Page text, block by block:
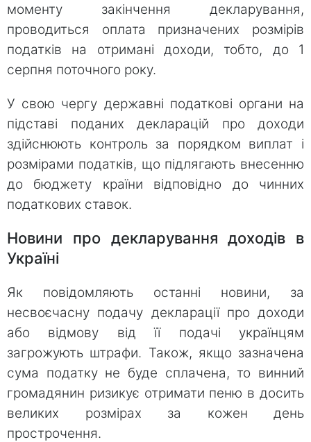
моменту закінчення декларування,
проводиться оплата призначених розмірів
податків на отримані доходи, тобто, до 1
серпня поточного року.
У свою чергу державні податкові органи на
підставі поданих декларацій про доходи
здійснюють контроль за порядком виплат і
розмірами податків, що підлягають внесенню
до бюджету країни відповідно до чинних
податкових ставок.
Новини про декларування доходів в
Україні
Як повідомляють останні новини, за
несвоєчасну подачу декларації про доходи
або відмову від її подачі українцям
загрожують штрафи. Також, якщо зазначена
сума податку не буде сплачена, то винний
громадянин ризикує отримати пеню в досить
великих розмірах за кожен день
прострочення.